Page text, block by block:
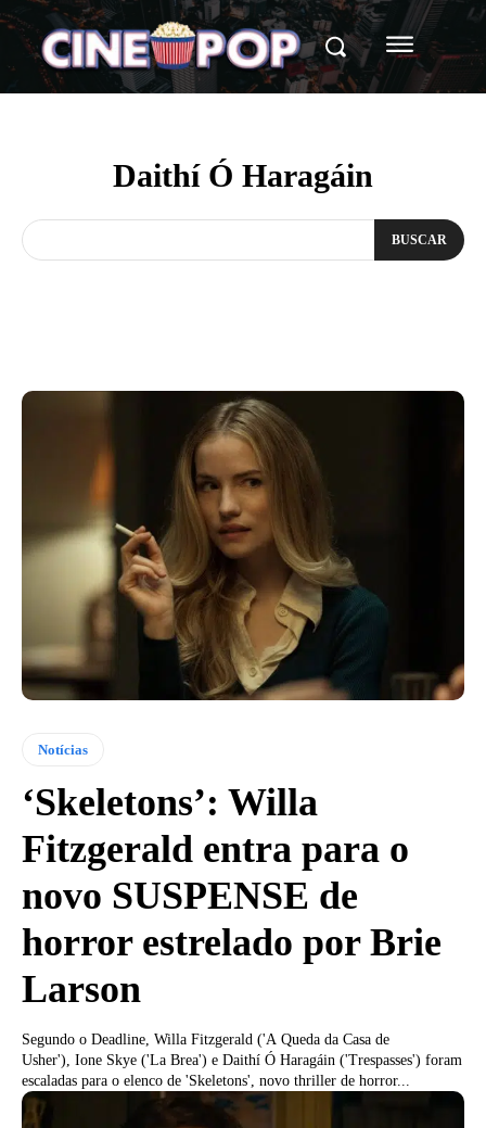
Daithí Ó Haragáin
BUSCAR
Notícias
‘Skeletons’: Willa
Fitzgerald entra para o
novo SUSPENSE de
horror estrelado por Brie
Larson
Segundo o Deadline, Willa Fitzgerald ('A Queda da Casa de
Usher'), Ione Skye ('La Brea') e Daithí Ó Haragáin ('Trespasses') foram
escaladas para o elenco de 'Skeletons', novo thriller de horror...